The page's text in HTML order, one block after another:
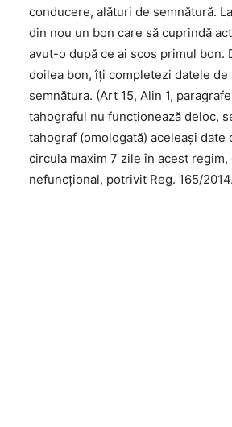
conducere, alături de semnătură.
din nou un bon care să cuprindă
avut-o după ce ai scos primul bon.
doilea bon, îți completezi datele
semnătura. (Art 15, Alin 1,
tahograful nu funcționează deloc,
tahograf (omologată) aceleași date
circula maxim 7 zile în acest regim,
nefuncțional, potrivit Reg. 165/2014.